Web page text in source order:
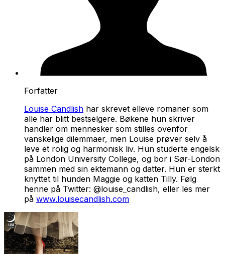
Forfatter
Louise Candlish har skrevet elleve romaner som
alle har blitt bestselgere. Bøkene hun skriver
handler om mennesker som stilles ovenfor
vanskelige dilemmaer, men Louise prøver selv å
leve et rolig og harmonisk liv. Hun studerte engelsk
på London University College, og bor i Sør-London
sammen med sin ektemann og datter. Hun er sterkt
knyttet til hunden Maggie og katten Tilly. Følg
henne på Twitter: @louise_candlish, eller les mer
på www.louisecandlish.com